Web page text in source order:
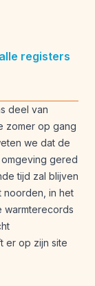
registers
deel van
zomer op gang
we dat de
gered
tijd zal blijven
noorden, in het
warmterecords
er op zijn site